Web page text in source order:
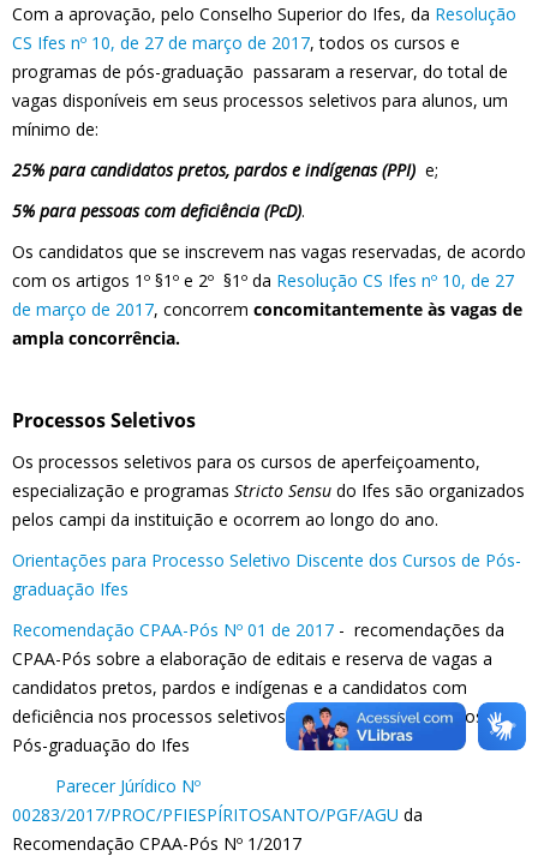
Com a aprovação, pelo Conselho Superior do Ifes, da Resolução
CS Ifes nº 10, de 27 de março de 2017, todos os cursos e
programas de pós-graduação passaram a reservar, do total de
vagas disponíveis em seus processos seletivos para alunos, um
mínimo de:
25% para candidatos pretos, pardos e indígenas (PPI) e;
5% para pessoas com deficiência (PcD).
Os candidatos que se inscrevem nas vagas reservadas, de acordo
com os artigos 1º §1º e 2º §1º da Resolução CS Ifes nº 10, de 27
de março de 2017, concorrem concomitantemente às vagas de
ampla concorrência.
Processos Seletivos
Os processos seletivos para os cursos de aperfeiçoamento,
especialização e programas Stricto Sensu do Ifes são organizados
pelos campi da instituição e ocorrem ao longo do ano.
Orientações para Processo Seletivo Discente dos Cursos de Pós-
graduação Ifes
Recomendação CPAA-Pós Nº 01 de 2017 - recomendações da
CPAA-Pós sobre a elaboração de editais e reserva de vagas a
candidatos pretos, pardos e indígenas e a candidatos com
deficiência nos processos seletivos dos Programas e Cursos de
Pós-graduação do Ifes
Parecer Júrídico Nº
00283/2017/PROC/PFIESPÍRITOSANTO/PGF/AGU da
Recomendação CPAA-Pós Nº 1/2017